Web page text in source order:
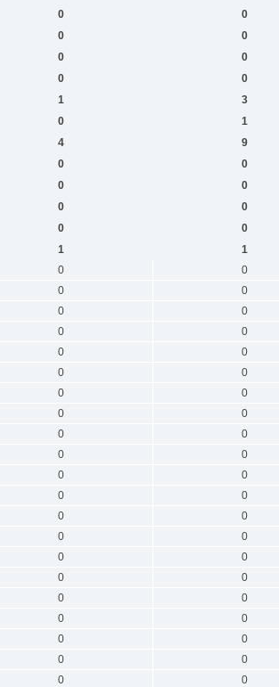
0 0
0 0
0 0
0 0
1 3
0 1
4 9
0 0
0 0
0 0
0 0
1 1
0 0
0 0
0 0
0 0
0 0
0 0
0 0
0 0
0 0
0 0
0 0
0 0
0 0
0 0
0 0
0 0
0 0
0 0
0 0
0 0
0 0